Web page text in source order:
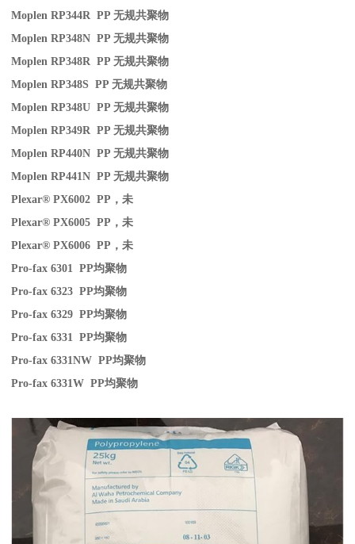
Moplen RP344R PP无规共聚物
Moplen RP348N PP无规共聚物
Moplen RP348R PP无规共聚物
Moplen RP348S PP无规共聚物
Moplen RP348U PP无规共聚物
Moplen RP349R PP无规共聚物
Moplen RP440N PP无规共聚物
Moplen RP441N PP无规共聚物
Plexar® PX6002 PP ，未
Plexar® PX6005 PP ，未
Plexar® PX6006 PP ，未
Pro-fax 6301 PP均聚物
Pro-fax 6323 PP均聚物
Pro-fax 6329 PP均聚物
Pro-fax 6331 PP均聚物
Pro-fax 6331NW PP均聚物
Pro-fax 6331W PP均聚物